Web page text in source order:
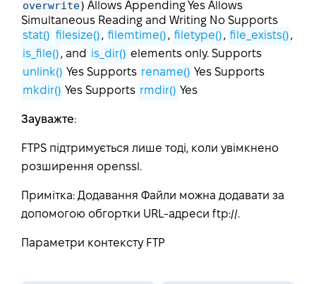
overwrite ) Allows Appending Yes Allows
Simultaneous Reading and Writing No Supports
stat() filesize() , filemtime() , filetype() , file_exists() ,
is_file() , and is_dir() elements only. Supports
unlink() Yes Supports rename() Yes Supports
mkdir() Yes Supports rmdir() Yes
Зауважте:
FTPS підтримується лише тоді, коли увімкнено
розширення openssl.
Примітка: Додавання Файли можна додавати за
допомогою обгортки URL-адреси ftp://.
Параметри контексту FTP